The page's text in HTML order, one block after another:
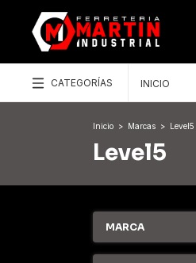
CATEGORÍAS INICIO
Inicio > Marcas > Level5
Level5
MARCA